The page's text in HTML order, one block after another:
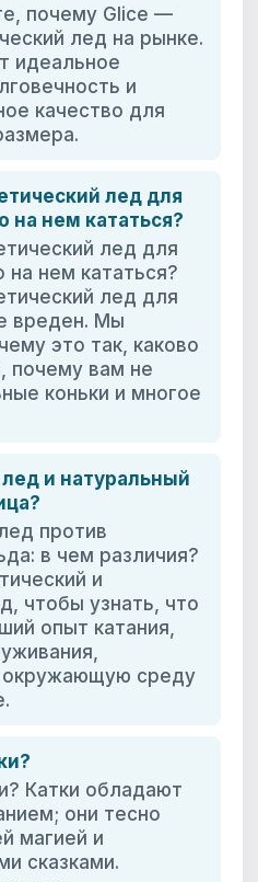
почему Glice —
лед на рынке.
идеальное
и
качество для
лед для
на нем кататься?
лед для
на нем кататься?
лед для
вреден. Мы
это так, каково
почему вам не
коньки и многое
и натуральный
против
в чем различия?
и
чтобы узнать, что
опыт катания,
окружающую среду
Катки обладают
они тесно
магией и
сказками.